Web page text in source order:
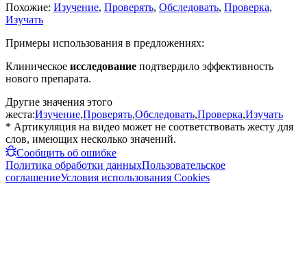
Похожие: Изучение, Проверять, Обследовать, Проверка,
Изучать
Примеры использования в предложениях:
Клиническое исследование подтвердило эффективность
нового препарата.
Другие значения этого
жеста:Изучение,Проверять,Обследовать,Проверка,Изучать
* Артикуляция на видео может не соответствовать жесту для
слов, имеющих несколько значений.
Сообщить об ошибке
Политика обработки данныхПользовательское
соглашениеУсловия использования Cookies